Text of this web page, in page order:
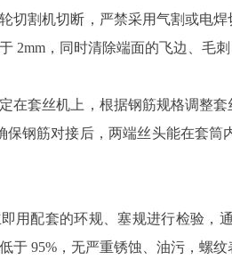
切割机切断，严禁采用气割或电
2mm，同时清除端面的飞边、毛
在套丝机上，根据钢筋规格调整
保钢筋对接后，两端丝头能在套
用配套的环规、塞规进行检验，
于 95%，无严重锈蚀、油污，螺纹